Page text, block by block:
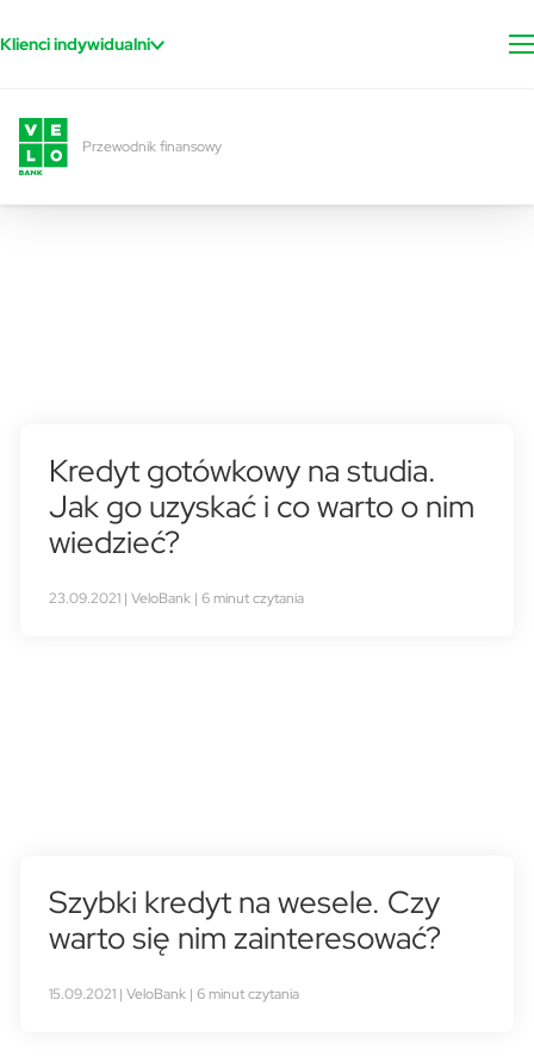
Klienci indywidualni
Przewodnik finansowy
Kredyt gotówkowy na studia.
Jak go uzyskać i co warto o nim
wiedzieć?
23.09.2021 | VeloBank | 6 minut czytania
Szybki kredyt na wesele. Czy
warto się nim zainteresować?
15.09.2021 | VeloBank | 6 minut czytania